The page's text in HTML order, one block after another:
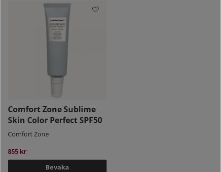
Comfort Zone Sublime
Skin Color Perfect SPF50
Comfort Zone
855 kr
Bevaka